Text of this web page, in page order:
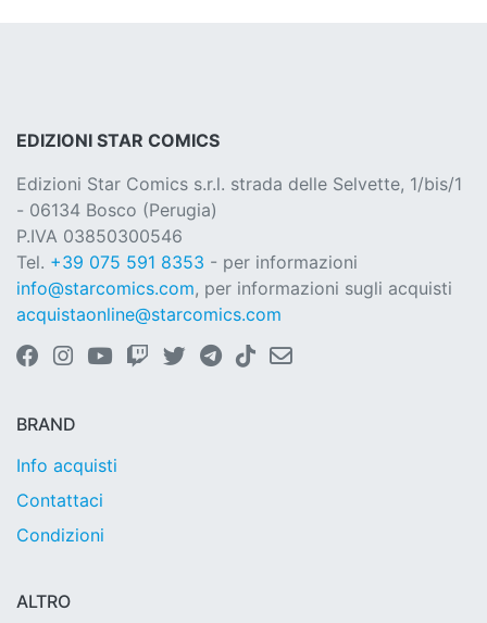
EDIZIONI STAR COMICS
Edizioni Star Comics s.r.l. strada delle Selvette, 1/bis/1
- 06134 Bosco (Perugia)
P.IVA 03850300546
Tel. +39 075 591 8353 - per informazioni
info@starcomics.com, per informazioni sugli acquisti
acquistaonline@starcomics.com
BRAND
Info acquisti
Contattaci
Condizioni
ALTRO